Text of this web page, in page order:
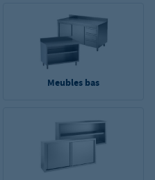
Meubles bas